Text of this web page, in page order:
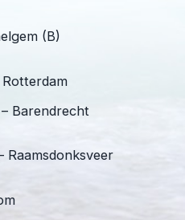
(B)
Barendrecht
Raamsdonksveer